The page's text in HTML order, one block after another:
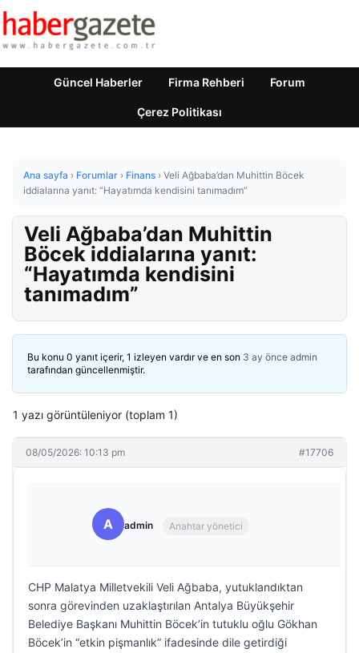
Güncel Haberler Firma Rehberi Forum
Çerez Politikası
Ana sayfa › Forumlar › Finans › Veli Ağbaba’dan Muhittin Böcek
iddialarına yanıt: “Hayatımda kendisini tanımadım”
Veli Ağbaba’dan Muhittin
Böcek iddialarına yanıt:
“Hayatımda kendisini
tanımadım”
Bu konu 0 yanıt içerir, 1 izleyen vardır ve en son 3 ay önce admin
tarafından güncellenmiştir.
1 yazı görüntüleniyor (toplam 1)
08/05/2026: 10:13 pm #17706
A admin Anahtar yönetici
CHP Malatya Milletvekili Veli Ağbaba, yutuklandıktan
sonra görevinden uzaklaştırılan Antalya Büyükşehir
Belediye Başkanı Muhittin Böcek’in tutuklu oğlu Gökhan
Böcek’in “etkin pişmanlık” ifadesinde dile getirdiği